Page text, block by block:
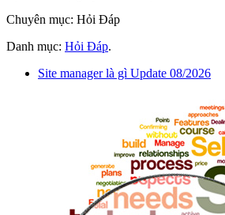
Chuyên mục: Hỏi Đáp
Danh mục: Hỏi Đáp.
Site manager là gì Update 08/2026